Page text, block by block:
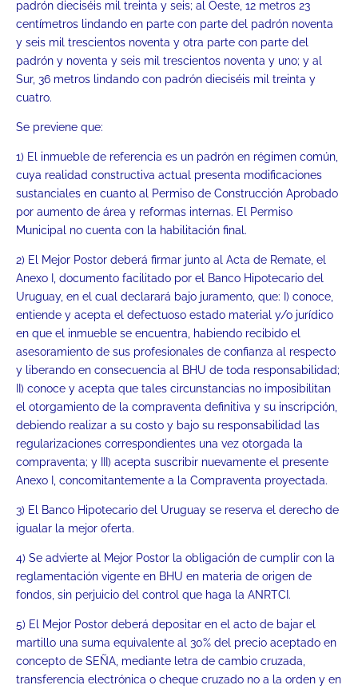
padrón dieciséis mil treinta y seis; al Oeste, 12 metros 23
centímetros lindando en parte con parte del padrón noventa
y seis mil trescientos noventa y otra parte con parte del
padrón y noventa y seis mil trescientos noventa y uno; y al
Sur, 36 metros lindando con padrón dieciséis mil treinta y
cuatro.
Se previene que:
1) El inmueble de referencia es un padrón en régimen común,
cuya realidad constructiva actual presenta modificaciones
sustanciales en cuanto al Permiso de Construcción Aprobado
por aumento de área y reformas internas. El Permiso
Municipal no cuenta con la habilitación final.
2) El Mejor Postor deberá firmar junto al Acta de Remate, el
Anexo I, documento facilitado por el Banco Hipotecario del
Uruguay, en el cual declarará bajo juramento, que: I) conoce,
entiende y acepta el defectuoso estado material y/o jurídico
en que el inmueble se encuentra, habiendo recibido el
asesoramiento de sus profesionales de confianza al respecto
y liberando en consecuencia al BHU de toda responsabilidad;
II) conoce y acepta que tales circunstancias no imposibilitan
el otorgamiento de la compraventa definitiva y su inscripción,
debiendo realizar a su costo y bajo su responsabilidad las
regularizaciones correspondientes una vez otorgada la
compraventa; y III) acepta suscribir nuevamente el presente
Anexo I, concomitantemente a la Compraventa proyectada.
3) El Banco Hipotecario del Uruguay se reserva el derecho de
igualar la mejor oferta.
4) Se advierte al Mejor Postor la obligación de cumplir con la
reglamentación vigente en BHU en materia de origen de
fondos, sin perjuicio del control que haga la ANRTCI.
5) El Mejor Postor deberá depositar en el acto de bajar el
martillo una suma equivalente al 30% del precio aceptado en
concepto de SEÑA, mediante letra de cambio cruzada,
transferencia electrónica o cheque cruzado no a la orden y en